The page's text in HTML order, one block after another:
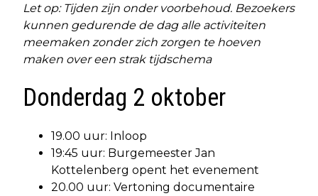
Let op: Tijden zijn onder voorbehoud. Bezoekers
kunnen gedurende de dag alle activiteiten
meemaken zonder zich zorgen te hoeven
maken over een strak tijdschema
Donderdag 2 oktober
19.00 uur: Inloop
19:45 uur: Burgemeester Jan
Kottelenberg opent het evenement
20.00 uur: Vertoning documentaire